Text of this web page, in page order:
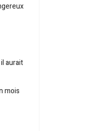
aurait
mois